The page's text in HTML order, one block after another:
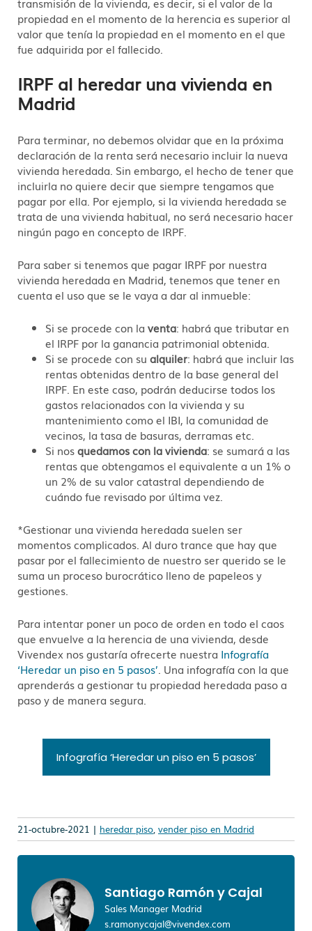
propiedad en el momento de la herencia es superior al
valor que tenía la propiedad en el momento en el que
fue adquirida por el fallecido.
IRPF al heredar una vivienda en
Madrid
Para terminar, no debemos olvidar que en la próxima
declaración de la renta será necesario incluir la nueva
vivienda heredada. Sin embargo, el hecho de tener que
incluirla no quiere decir que siempre tengamos que
pagar por ella. Por ejemplo, si la vivienda heredada se
trata de una vivienda habitual, no será necesario hacer
ningún pago en concepto de IRPF.
Para saber si tenemos que pagar IRPF por nuestra
vivienda heredada en Madrid, tenemos que tener en
cuenta el uso que se le vaya a dar al inmueble:
Si se procede con la venta: habrá que tributar en
el IRPF por la ganancia patrimonial obtenida.
Si se procede con su alquiler: habrá que incluir las
rentas obtenidas dentro de la base general del
IRPF. En este caso, podrán deducirse todos los
gastos relacionados con la vivienda y su
mantenimiento como el IBI, la comunidad de
vecinos, la tasa de basuras, derramas etc.
Si nosquedamos con la vivienda: se sumará a las
rentas que obtengamos el equivalente a un 1% o
un 2% de su valor catastral dependiendo de
cuándo fue revisado por última vez.
*Gestionar una vivienda heredada suelen ser
momentos complicados. Al duro trance que hay que
pasar por el fallecimiento de nuestro ser querido se le
suma un proceso burocrático lleno de papeleos y
gestiones.
Para intentar poner un poco de orden en todo el caos
que envuelve a la herencia de una vivienda, desde
Vivendex nos gustaría ofrecerte nuestra Infografía
‘Heredar un piso en 5 pasos’ . Una infografía con la que
aprenderás a gestionar tu propiedad heredada paso a
paso y de manera segura.
Infografía ‘Heredar un piso en 5 pasos’
21-octubre-2021 | heredar piso, vender piso en Madrid
Santiago Ramón y Cajal
Sales Manager Madrid
s.ramonycajal@vivendex.com